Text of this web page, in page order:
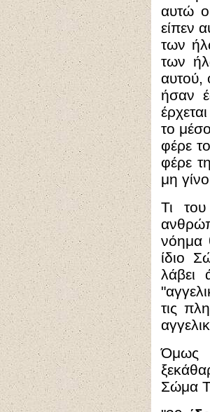
αυτώ
είπεν
των
των
αυτού,
ήσαν
το
φέρε
φέρε
μη
Τι
νόημα
ίδιο
λάβει
τις
Όμως
Σώμα